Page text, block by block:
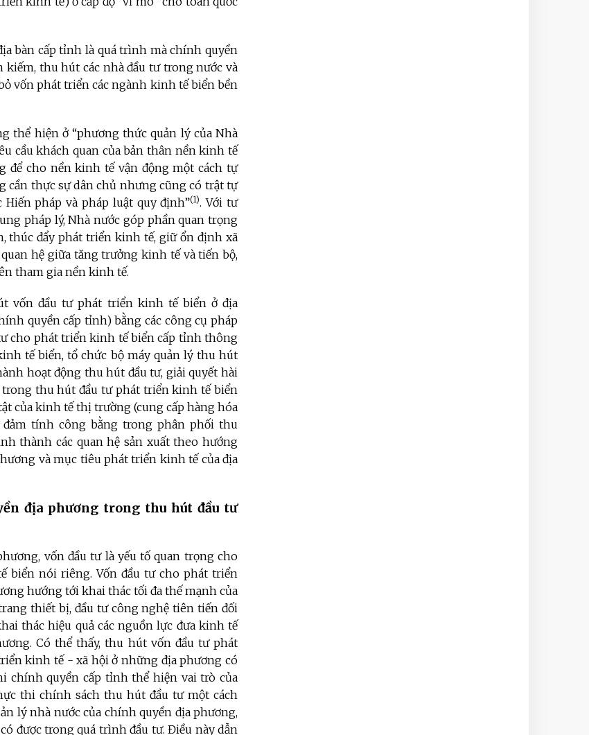
bàn cấp tỉnh là quá trình mà chính quyền
thu hút các nhà đầu tư trong nước và
vốn phát triển các ngành kinh tế biển bền
thể hiện ở “phương thức quản lý của Nhà
cầu khách quan của bản thân nền kinh tế
cho nền kinh tế vận động một cách tự
cần thực sự dân chủ nhưng cũng có trật tự
pháp và pháp luật quy định”(1). Với tư
pháp lý, Nhà nước góp phần quan trọng
thúc đẩy phát triển kinh tế, giữ ổn định xã
hệ giữa tăng trưởng kinh tế và tiến bộ,
tham gia nền kinh tế.
vốn đầu tư phát triển kinh tế biển ở địa
quyền cấp tỉnh) bằng các công cụ pháp
cho phát triển kinh tế biển cấp tỉnh thông
tế biển, tổ chức bộ máy quản lý thu hút
hoạt động thu hút đầu tư, giải quyết hài
trong thu hút đầu tư phát triển kinh tế biển
của kinh tế thị trường (cung cấp hàng hóa
tính công bằng trong phân phối thu
thành các quan hệ sản xuất theo hướng
và mục tiêu phát triển kinh tế của địa
địa phương trong thu hút đầu tư
vốn đầu tư là yếu tố quan trọng cho
nói riêng. Vốn đầu tư cho phát triển
hướng tới khai thác tối đa thế mạnh của
thiết bị, đầu tư công nghệ tiên tiến đối
thác hiệu quả các nguồn lực đưa kinh tế
Có thể thấy, thu hút vốn đầu tư phát
kinh tế - xã hội ở những địa phương có
chính quyền cấp tỉnh thể hiện vai trò của
thi chính sách thu hút đầu tư một cách
lý nhà nước của chính quyền địa phương,
được trong quá trình đầu tư. Điều này dẫn